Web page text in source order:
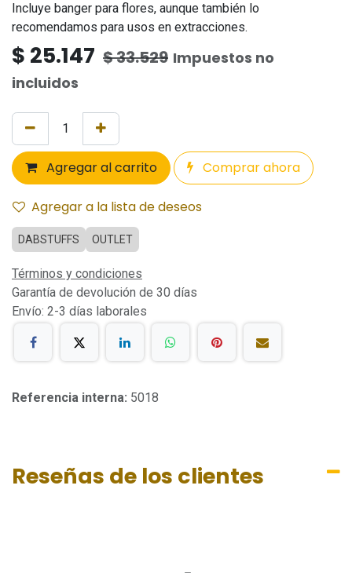
Incluye banger para flores, aunque también lo
recomendamos para usos en extracciones.
$ 25.147 $33.529 Impuestos no
incluidos
Agregar al carrito Comprar ahora
Agregar a la lista de deseos
DABSTUFFS OUTLET
Términos y condiciones
Garantía de devolución de 30 días
Envío: 2-3 días laborales
Referencia interna: 5018
Reseñas de los clientes